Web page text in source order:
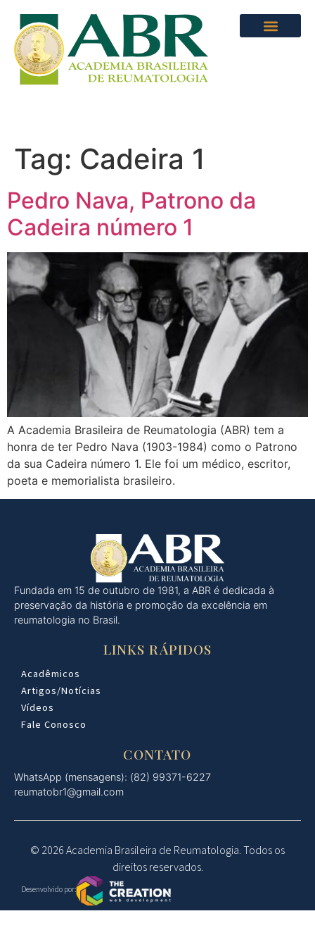
Tag: Cadeira 1
Pedro Nava, Patrono da
Cadeira número 1
A Academia Brasileira de Reumatologia (ABR) tem a
honra de ter Pedro Nava (1903-1984) como o Patrono
da sua Cadeira número 1. Ele foi um médico, escritor,
poeta e memorialista brasileiro.
Fundada em 15 de outubro de 1981, a ABR é dedicada à
preservação da história e promoção da excelência em
reumatologia no Brasil.
LINKS RÁPIDOS
Acadêmicos
Artigos/Notícias
Vídeos
Fale Conosco
CONTATO
WhatsApp (mensagens): (82) 99371-6227
reumatobr1@gmail.com
© 2026 Academia Brasileira de Reumatologia. Todos os
direitos reservados.
Desenvolvido por: